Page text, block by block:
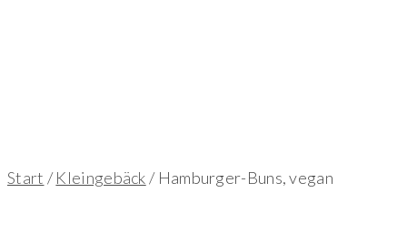
Start /Kleingebäck/ Hamburger-Buns, vegan